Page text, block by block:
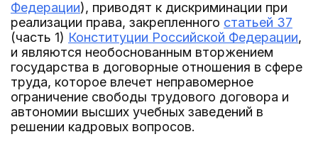
Федерации), приводят к дискриминации при
реализации права, закрепленного статьей 37
(часть 1) Конституции Российской Федерации,
и являются необоснованным вторжением
государства в договорные отношения в сфере
труда, которое влечет неправомерное
ограничение свободы трудового договора и
автономии высших учебных заведений в
решении кадровых вопросов.